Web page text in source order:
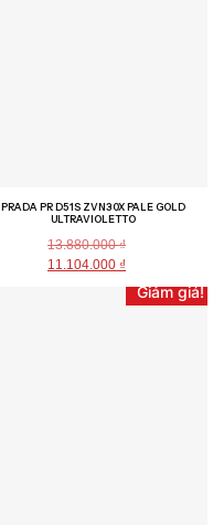
PRADA PR D51S ZVN30X PALE GOLD
ULTRAVIOLETTO
13.880.000₫
11.104.000 ₫
Giảm giá!